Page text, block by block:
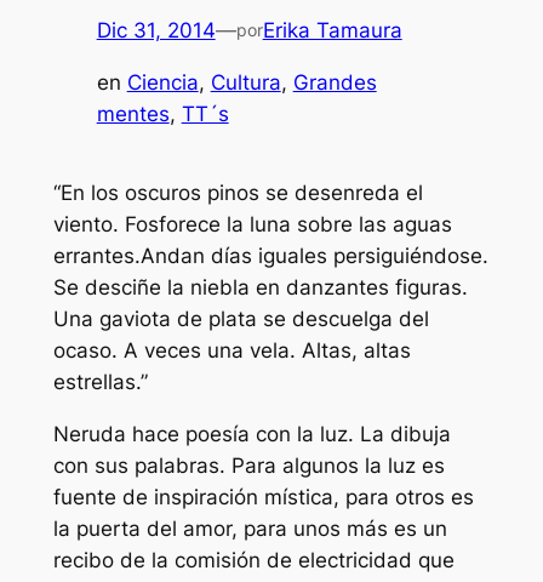
Dic 31, 2014—porErika Tamaura
en Ciencia, Cultura, Grandes
mentes, TT´s
“En los oscuros pinos se desenreda el
viento. Fosforece la luna sobre las aguas
errantes.Andan días iguales persiguiéndose.
Se desciñe la niebla en danzantes figuras.
Una gaviota de plata se descuelga del
ocaso. A veces una vela. Altas, altas
estrellas.”
Neruda hace poesía con la luz. La dibuja
con sus palabras. Para algunos la luz es
fuente de inspiración mística, para otros es
la puerta del amor, para unos más es un
recibo de la comisión de electricidad que